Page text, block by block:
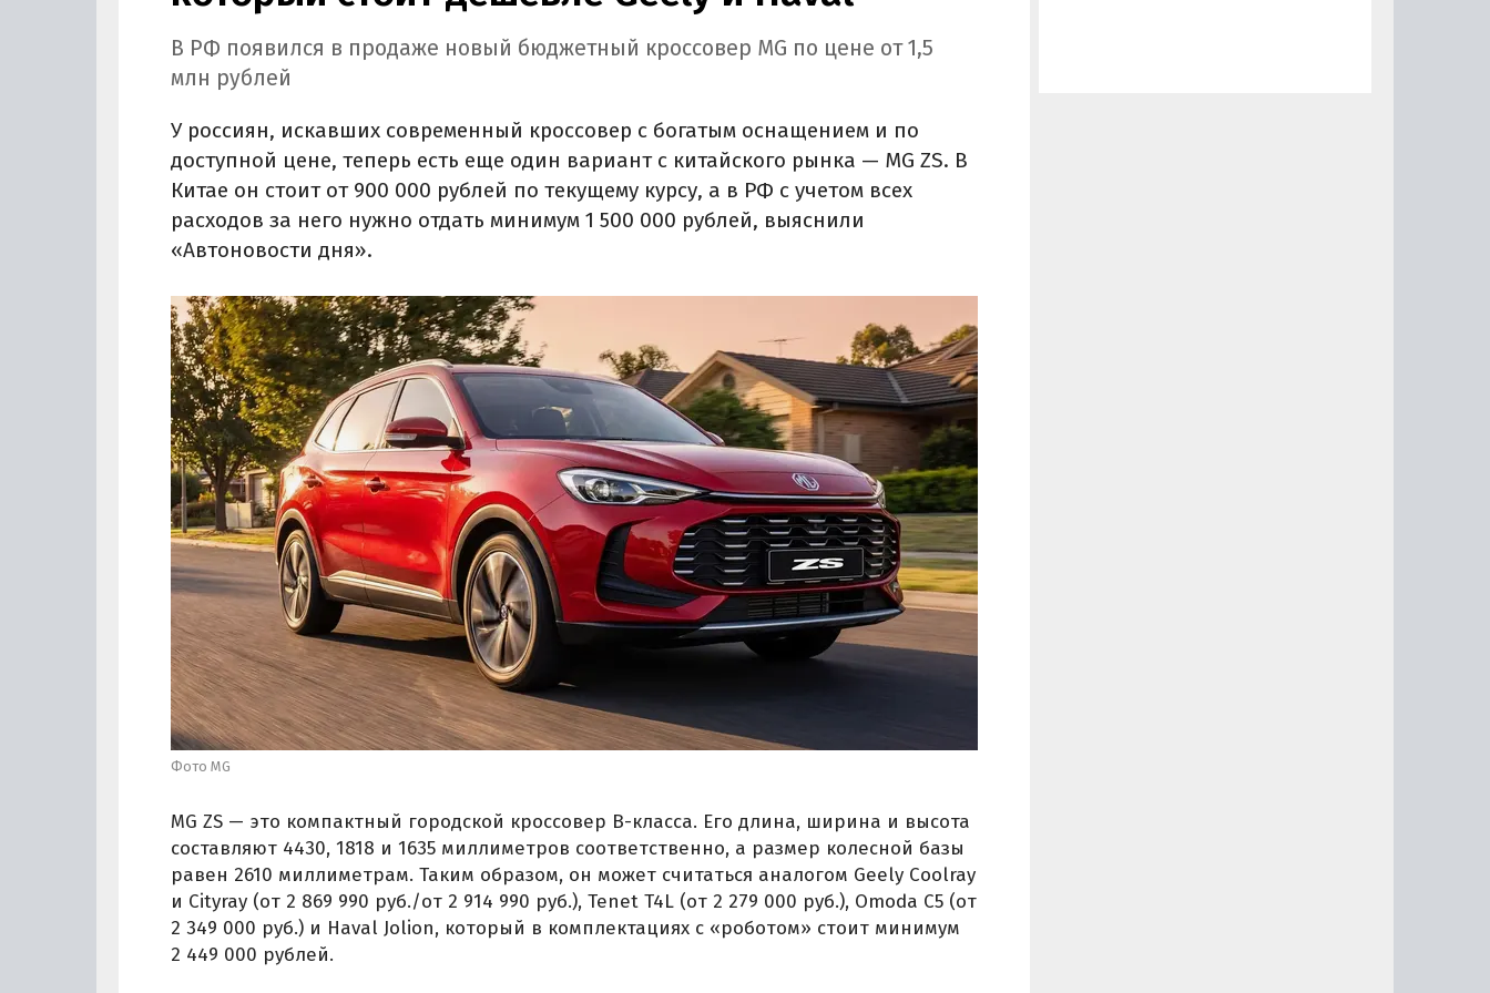
В РФ появился в продаже новый бюджетный кроссовер MG по цене от 1,5
млн рублей
У россиян, искавших современный кроссовер с богатым оснащением и по
доступной цене, теперь есть еще один вариант с китайского рынка — MG ZS. В
Китае он стоит от 900 000 рублей по текущему курсу, а в РФ с учетом всех
расходов за него нужно отдать минимум 1 500 000 рублей, выяснили
«Автоновости дня».
Фото MG
MG ZS — это компактный городской кроссовер B-класса. Его длина, ширина и высота
составляют 4430, 1818 и 1635 миллиметров соответственно, а размер колесной базы
равен 2610 миллиметрам. Таким образом, он может считаться аналогом Geely Coolray
и Cityray (от 2 869 990 руб./от 2 914 990 руб.), Tenet T4L (от 2 279 000 руб.), Omoda C5 (от
2 349 000 руб.) и Haval Jolion, который в комплектациях с «роботом» стоит минимум
2 449 000 рублей.